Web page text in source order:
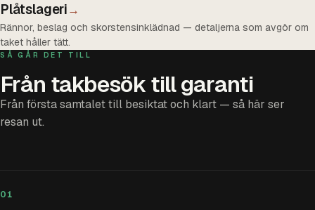
Plåtslageri→
Rännor, beslag och skorstensinklädnad — detaljerna som avgör om
taket håller tätt.
SÅ GÅR DET TILL
Från takbesök till garanti
Från första samtalet till besiktat och klart — så här ser
resan ut.
01